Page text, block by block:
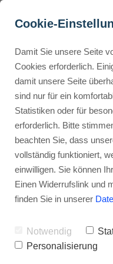
Buyer Personas
Landingpage
Internal Linking
Was ist
die
Werbehinweis: Links mit
du darüber ein, erhalte ich
dich.
Stephan
Du willst wissen,
Cookie-
Damit Sie unsere Seite
Cookies erforderlich.
damit unsere Seite
sind nur für ein
Statistiken oder für
erforderlich. Bitte
beachten Sie, dass
vollständig funktioniert,
einwilligen. Sie können
Einen Widerrufslink und
finden Sie in unserer
Notwendig
Personalisierung